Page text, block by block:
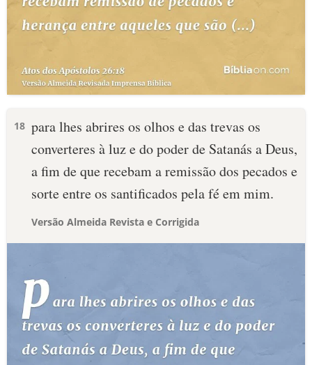
18 para lhes abrires os olhos e das trevas os
converteres à luz e do poder de Satanás a Deus,
a fim de que recebam a remissão dos pecados e
sorte entre os santificados pela fé em mim.
Versão Almeida Revista e Corrigida